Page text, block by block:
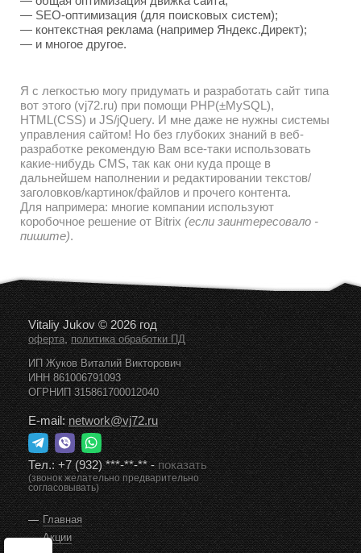
— SEO-оптимизация (для поисковых систем);
— контекстная реклама (например Яндекс.Директ);
— и многое другое.
Я с легкостью могу придумать и разработать сайт типа
вот этого (vj72.ru) при помощи PHP(±MySQL),
HTML(CSS) и JS/jQuery. И мне даже не нужны системы
управления сайтом! Но без глубоких знаний в веб-
разработке рекомендую Вам все-таки использовать
какие-нибудь CMS, так как они куда проще в
дальнейшем наполнении и редактировании текстов/
заголовков/картинок/файлов и прочего контента.
Для напримера: многие компании используют
коробочное решение от Bitrix (если заинтересовало -
пишите).
Vitaliy Jukov © 2026 год
оферта,политика обработки ПД
ИП Жуков Виталий Викторович
ИНН 861006791093
ОГРНИП 315861700012040
E-mail:network@vj72.ru
Тел.:+7 (932) ***-**-**-показать
(звонок желательно предварительно
согласовывать)
Главная
Акции